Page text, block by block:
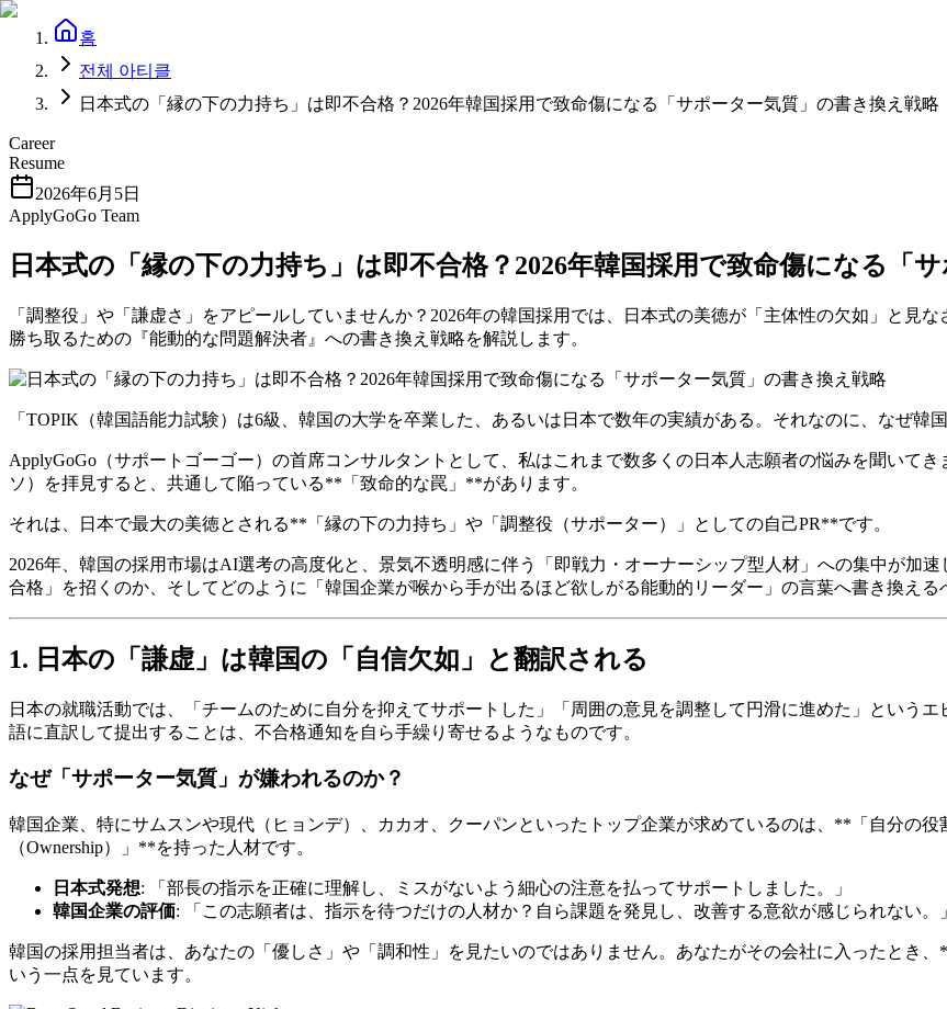
홈
전체 아티클
日本式の「縁の下の力持ち」は即不合格？2026年韓国採用で致命傷になる「サポーター気質」の書き換え戦略
Career
Resume
2026年6月5日
ApplyGoGo Team
日本式の「縁の下の力持ち」は即不合格？2026年韓国採用で致命傷になる「
「調整役」や「謙虚さ」をアピールしていませんか？2026年の韓国採用では、日本式の美徳が「主体性の欠如」と見
勝ち取るための『能動的な問題解決者』への書き換え戦略を解説します。
「TOPIK（韓国語能力試験）は6級、韓国の大学を卒業した、あるいは日本で数年の実績がある。それなのに、なぜ韓
ApplyGoGo（サポートゴーゴー）の首席コンサルタントとして、私はこれまで数多くの日本人志願者の悩みを聞いて
ソ）を拝見すると、共通して陥っている**「致命的な罠」**があります。
それは、日本で最大の美徳とされる**「縁の下の力持ち」や「調整役（サポーター）」としての自己PR**です。
2026年、韓国の採用市場はAI選考の高度化と、景気不透明感に伴う「即戦力・オーナーシップ型人材」への集中が加
合格」を招くのか、そしてどのように「韓国企業が喉から手が出るほど欲しがる能動的リーダー」の言葉へ書き換える
1. 日本の「謙虚」は韓国の「自信欠如」と翻訳される
日本の就職活動では、「チームのために自分を抑えてサポートした」「周囲の意見を調整して円滑に進めた」という
語に直訳して提出することは、不合格通知を自ら手繰り寄せるようなものです。
なぜ「サポーター気質」が嫌われるのか？
韓国企業、特にサムスンや現代（ヒョンデ）、カカオ、クーパンといったトップ企業が求めているのは、**「自分の
（Ownership）」**を持った人材です。
日本式発想: 「部長の指示を正確に理解し、ミスがないよう細心の注意を払ってサポートしました。」
韓国企業の評価: 「この志願者は、指示を待つだけの人材か？自ら課題を発見し、改善する意欲が感じられない。」
韓国の採用担当者は、あなたの「優しさ」や「調和性」を見たいのではありません。あなたがその会社に入ったとき
いう一点を見ています。